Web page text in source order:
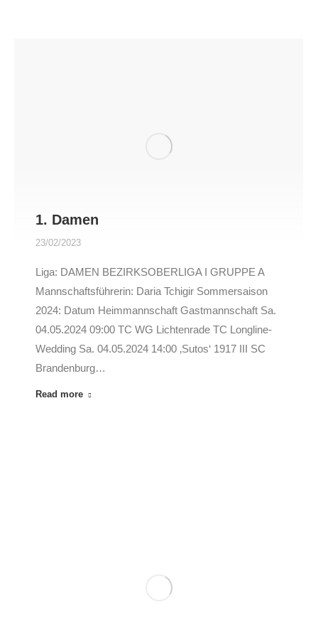
1. Damen
23/02/2023
Liga: DAMEN BEZIRKSOBERLIGA I GRUPPE A
Mannschaftsführerin: Daria Tchigir Sommersaison
2024: Datum Heimmannschaft Gastmannschaft Sa.
04.05.2024 09:00 TC WG Lichtenrade TC Longline-
Wedding Sa. 04.05.2024 14:00 ‚Sutos‘ 1917 III SC
Brandenburg…
Read more